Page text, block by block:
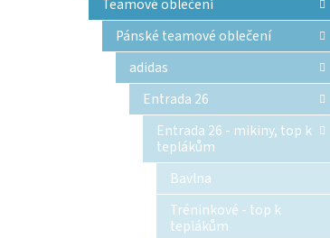
Teamové oblečení
Pánské teamové oblečení
adidas
Entrada 26
Entrada 26 - mikiny, top k
teplákům
Bavlna
Tréninkové - top k
teplákům